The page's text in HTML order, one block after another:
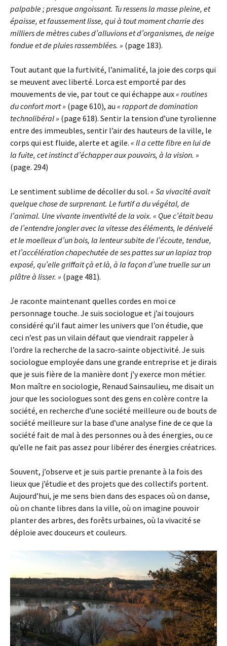
palpable ; presque angoissant. Tu ressens la masse pleine, et
épaisse, et faussement lisse, qui à tout moment charrie des
milliers de mètres cubes d’alluvions et d’organismes, de neige
fondue et de pluies rassemblées. » (page 183).
Tout autant que la furtivité, l’animalité, la joie des corps qui
se meuvent avec liberté. Lorca est emporté par des
mouvements de vie, par tout ce qui échappe aux« routines
du confort mort » (page 610), au « rapport de domination
technolibéral » (page 618). Sentir la tension d’une tyrolienne
entre des immeubles, sentir l’air des hauteurs de la ville, le
corps qui est fluide, alerte et agile. « Il a cette fibre en lui de
la fuite, cet instinct d’échapper aux pouvoirs, à la vision. »
(page. 294)
Le sentiment sublime de décoller du sol. « Sa vivacité avait
quelque chose de surprenant. Le furtif a du végétal, de
l’animal. Une vivante inventivité de la voix. « Que c’était beau
de l’entendre jongler avec la vitesse des éléments, le dénivelé
et le moelleux d’un bois, la lenteur subite de l’écoute, tendue,
et l’accélération chapechutée de ses pattes sur un lapiaz trop
exposé, qu’elle griffait çà et là, à la façon d’une truelle sur un
plâtre à lisser. » (page 481).
Je raconte maintenant quelles cordes en moi ce
personnage touche. Je suis sociologue et j’ai toujours
considéré qu’il faut aimer les univers que l’on étudie, que
ceci n’est pas un vilain défaut que viendrait rappeler à
l’ordre la recherche de la sacro-sainte objectivité. Je suis
sociologue employée dans une grande entreprise et je dirais
que je suis fière de la manière dont j’y exerce mon métier.
Mon maître en sociologie, Renaud Sainsaulieu, me disait un
jour que les sociologues sont des gens en colère contre la
société, en recherche d’une société meilleure ou de bouts de
société meilleure sur la base d’une analyse fine de ce que la
société fait de mal à des personnes ou à des énergies, ou ce
qu’elle ne fait pas assez pour libérer des énergies créatrices.
Souvent, j’observe et je suis partie prenante à la fois des
lieux que j’étudie et des projets que des collectifs portent.
Aujourd’hui, je me sens bien dans des espaces où on danse,
où on chante libres dans la ville, où on imagine pouvoir
planter des arbres, des forêts urbaines, où la vivacité se
déploie avec douceurs et couleurs.